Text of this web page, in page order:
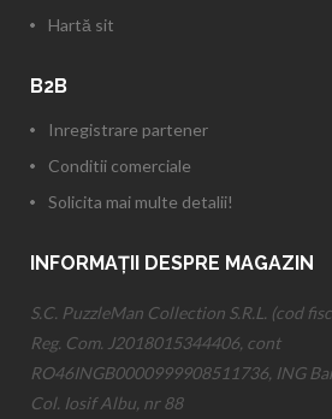
Hartă sit
B2B
Inregistrare partener
Conditii comerciale
Solicita mai multe detalii!
INFORMAȚII DESPRE MAGAZIN
S.C. PuzzleMan Collection S.R.L. (cod
Reg. Com. J2018015344406, cont
RO46INGB0000999908511736, ING
Col. Iosif Albu, nr 88